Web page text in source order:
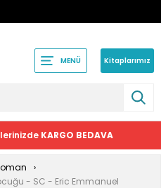
MENÜ Kitaplarımız
KARGO BEDAVA
- SC - Eric Emmanuel